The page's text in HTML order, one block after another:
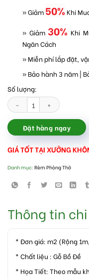
» Giảm 50% Khi
» Giảm 30% Khi
Ngăn Cách
» Miễn phí lắp đặt,
» Bảo hành 3 năm |
Số lượng:
Rèm cửa ban thờ bằng hạt
Đặt hàng ngay
GIÁ TỐT TẠI XƯỞNG
Danh mục: Rèm Phòng Thờ
Thông tin
* Đơn giá: m2 (Rộng
* Chất liệu : Gỗ Bồ Đề
* Họa Tiết: Theo mẫu